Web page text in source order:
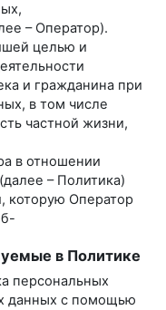
– Оператор).
целью и
и гражданина при
в том числе
частной жизни,
в отношении
– Политика)
которую Оператор
в Политике
персональных
данных с помощью